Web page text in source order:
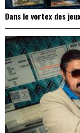
Dans le vortex des